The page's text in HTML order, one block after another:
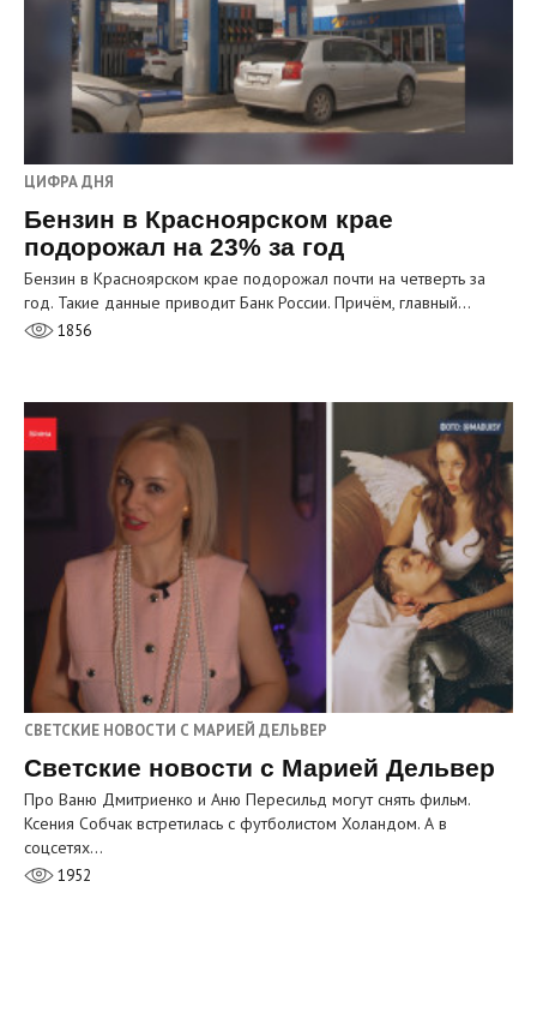
ЦИФРА ДНЯ
Бензин в Красноярском крае
подорожал на 23% за год
Бензин в Красноярском крае подорожал почти на четверть за
год. Такие данные приводит Банк России. Причём, главный…
1856
СВЕТСКИЕ НОВОСТИ С МАРИЕЙ ДЕЛЬВЕР
Светские новости с Марией Дельвер
Про Ваню Дмитриенко и Аню Пересильд могут снять фильм.
Ксения Собчак встретилась с футболистом Холандом. А в
соцсетях…
1952